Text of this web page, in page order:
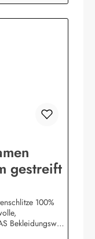
gestreift
100%
Bekleidungswerk